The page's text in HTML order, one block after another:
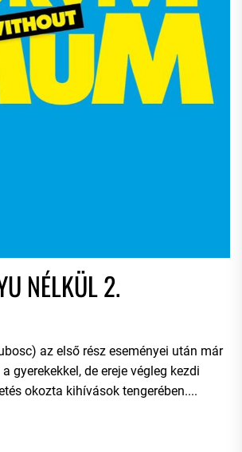
NÉLKÜL 2.
az első rész eseményei után már
gyerekekkel, de ereje végleg kezdi
okozta kihívások tengerében....